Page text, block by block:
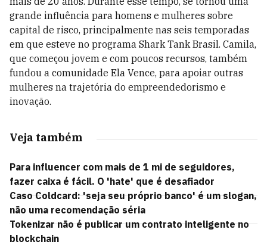
grande influência para homens e mulheres sobre
capital de risco, principalmente nas seis temporadas
em que esteve no programa Shark Tank Brasil. Camila,
que começou jovem e com poucos recursos, também
fundou a comunidade Ela Vence, para apoiar outras
mulheres na trajetória do empreendedorismo e
inovação.
Veja também
Para influencer com mais de 1 mi de seguidores,
fazer caixa é fácil. O 'hate' que é desafiador
Caso Coldcard: 'seja seu próprio banco' é um slogan,
não uma recomendação séria
Tokenizar não é publicar um contrato inteligente no
blockchain